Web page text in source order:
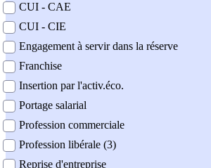
CUI - CAE
CUI - CIE
Engagement à servir dans la réserve
Franchise
Insertion par l'activ.éco.
Portage salarial
Profession commerciale
Profession libérale (3)
Reprise d'entreprise